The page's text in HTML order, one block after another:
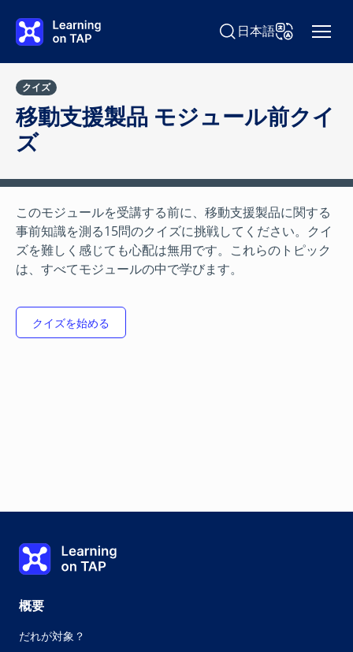
Search Learning on TAP
日本語Change
クイズ
移動支援製品 モジュール前クイ
ズ
このモジュールを受講する前に、移動支援製品に関する
事前知識を測る15問のクイズに挑戦してください。クイ
ズを難しく感じても心配は無用です。これらのトピック
は、すべてモジュールの中で学びます。
Learning on TAP - ホーム
概要
だれが対象？